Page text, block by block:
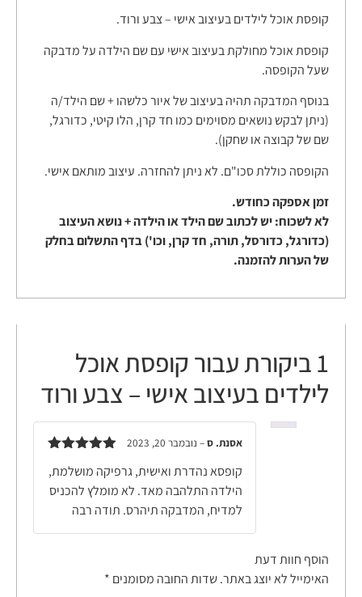
קופסת אוכל לילדים בעיצוב אישי – צבע ורוד.
קופסת אוכל מחולקת בעיצוב אישי עם שם הילדה על מדבקה
שעל הקופסה.
בנוסף המדבקה תהיה בעיצוב של איור כלשהו + שם הילד/ה
(ניתן לבקש נושאים מסוימים כמו חד קרן, הלו קיטי, כדורגל,
שם של קבוצה או שחקן).
הקופסה כוללת סכו"ם. לא ניתן להחזרה. עיצוב מותאם אישי.
זמן אספקה כחודש.
לא לשכוח: יש לכתוב שם הילד או הילדה + נושא העיצוב
(כדורגל, כדורסל, תורה, חד קרן, וכו') בדף התשלום בחלק
של הערות להזמנה.
1 ביקורת עבור
קופסת אוכל
לילדים בעיצוב אישי – צבע ורוד
5
אסנת. ס– נובמבר 20, 2023
קופסא נהדרת ואישית, גרפיקה מושלמת,
הילדה התלהבה מאד. לא מומלץ להכניס
למדיח, המדבקה תיהרס. תודה רבה
הוסף חוות דעת
האימייל לא יוצג באתר.שדות החובה מסומנים *